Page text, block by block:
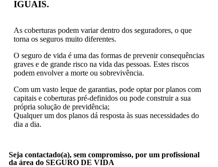
IGUAIS.
As coberturas podem variar dentro dos seguradores, o que
torna os seguros muito diferentes.
O seguro de vida é uma das formas de prevenir consequências
graves e de grande risco na vida das pessoas. Estes riscos
podem envolver a morte ou sobrevivência.
Com um vasto leque de garantias, pode optar por planos com
capitais e coberturas pré-definidos ou pode construir a sua
própria solução de previdência;
Qualquer um dos planos dá resposta às suas necessidades do
dia a dia.
Seja contactado(a), sem compromisso, por um profissional
da área do SEGURO DE VIDA